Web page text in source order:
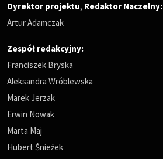
Dyrektor projektu, Redaktor Naczelny:
Artur Adamczak
Zespół redakcyjny:
Franciszek Bryska
Aleksandra Wróblewska
Marek Jerzak
Erwin Nowak
Marta Maj
Hubert Śnieżek